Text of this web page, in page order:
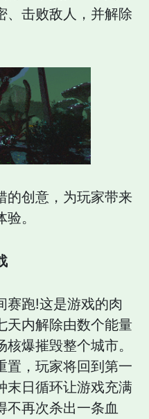
、击败敌人，并解除
的创意，为玩家带来
。
赛跑!这是游戏的肉
天内解除由数个能量
爆摧毁整个城市。
置，玩家将回到第一
末日循环让游戏充满
不再次杀出一条血